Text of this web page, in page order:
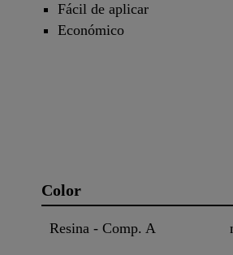
Fácil de aplicar
Económico
Color
Resina - Comp. A